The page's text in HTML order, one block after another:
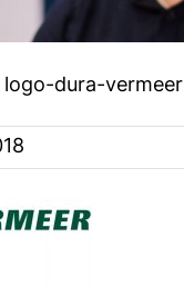
logo-dura-vermeer